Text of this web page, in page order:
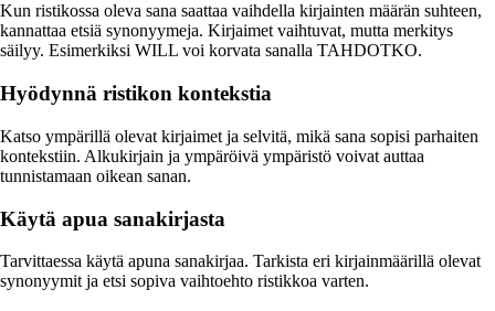
Kun ristikossa oleva sana saattaa vaihdella kirjainten määrän suhteen,
kannattaa etsiä synonyymeja. Kirjaimet vaihtuvat, mutta merkitys
säilyy. Esimerkiksi WILL voi korvata sanalla TAHDOTKO.
Hyödynnä ristikon kontekstia
Katso ympärillä olevat kirjaimet ja selvitä, mikä sana sopisi parhaiten
kontekstiin. Alkukirjain ja ympäröivä ympäristö voivat auttaa
tunnistamaan oikean sanan.
Käytä apua sanakirjasta
Tarvittaessa käytä apuna sanakirjaa. Tarkista eri kirjainmäärillä olevat
synonyymit ja etsi sopiva vaihtoehto ristikkoa varten.